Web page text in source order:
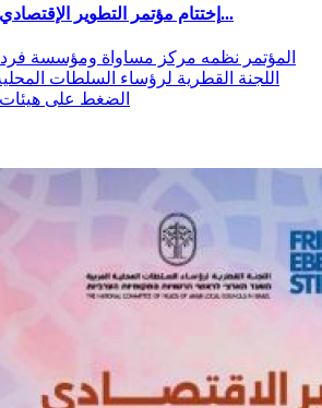
إختتام مؤتمر التطوير الإقتصادي بمشاركة اكثر من 250...
اللجنة القطرية لرؤساء السلطات
الضغط على